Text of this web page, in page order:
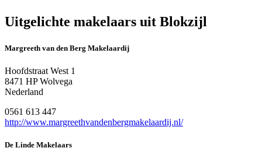
Uitgelichte makelaars uit Blokzijl
Margreeth van den Berg Makelaardij
Hoofdstraat West 1
8471 HP Wolvega
Nederland
0561 613 447
http://www.margreethvandenbergmakelaardij.nl/
De Linde Makelaars